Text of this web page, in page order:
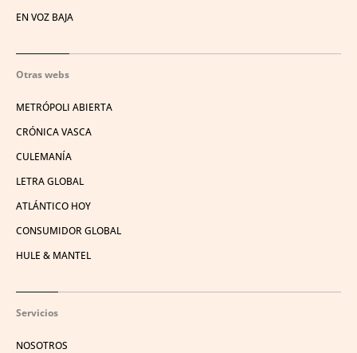
EN VOZ BAJA
Otras webs
METRÓPOLI ABIERTA
CRÓNICA VASCA
CULEMANÍA
LETRA GLOBAL
ATLÁNTICO HOY
CONSUMIDOR GLOBAL
HULE & MANTEL
Servicios
NOSOTROS